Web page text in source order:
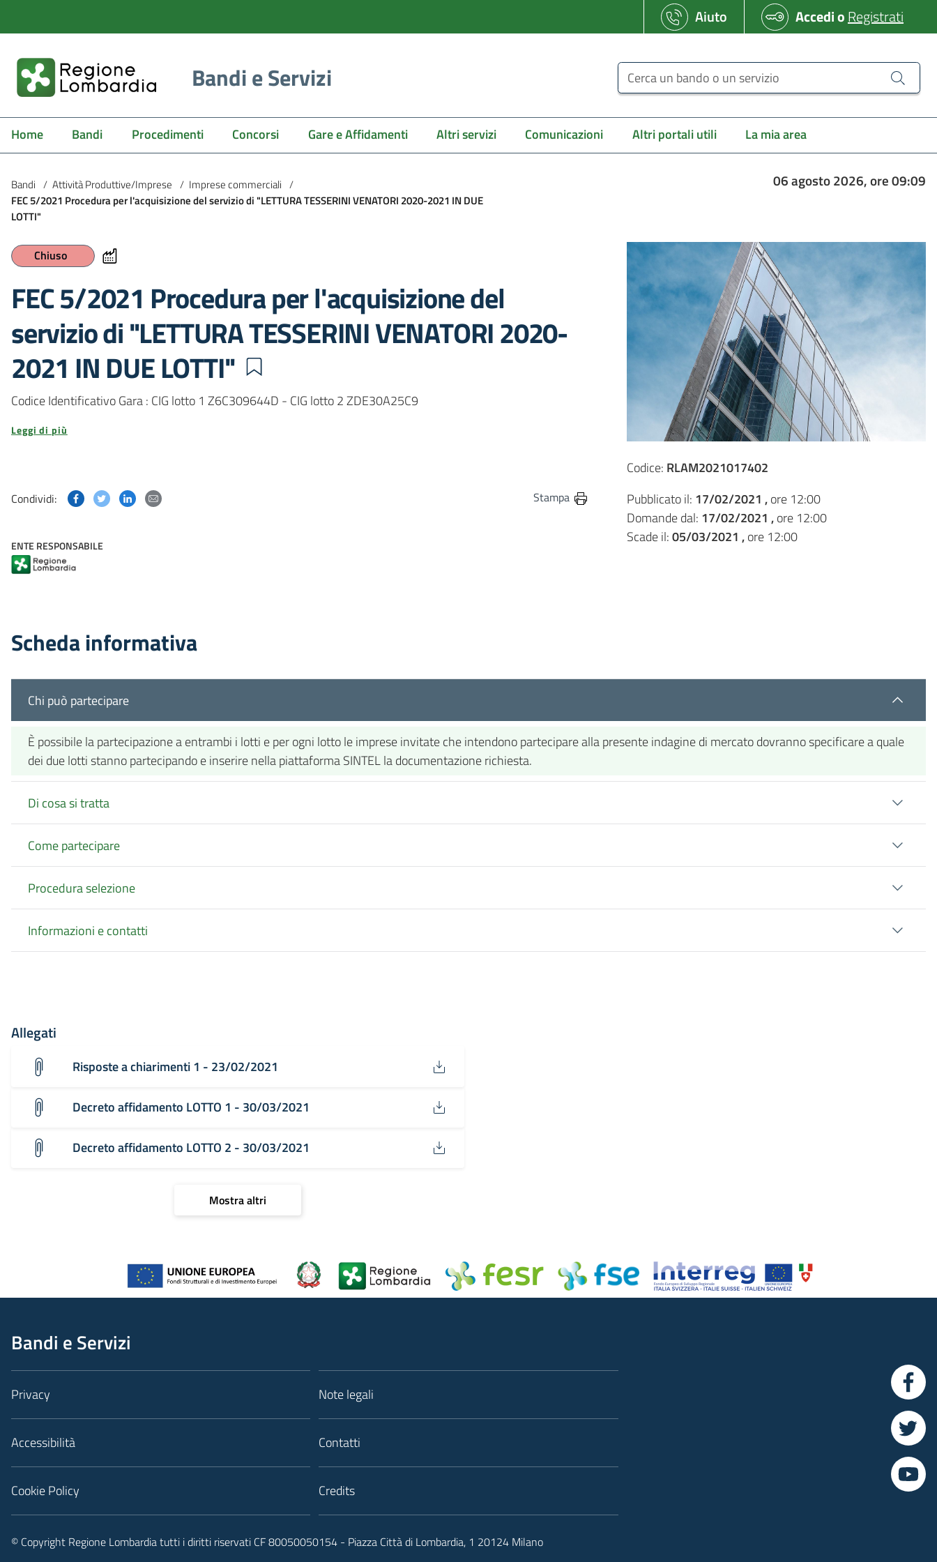
Aiuto AccedioRegistrati
Bandi e Servizi Cerca un bando o un servizio
Home Bandi Procedimenti Concorsi Gare e Affidamenti Altri servizi Comunicazioni Altri portali utili La mia area
Bandi / Attività Produttive/Imprese / Imprese commerciali /
FEC 5/2021 Procedura per l'acquisizione del servizio di "LETTURA TESSERINI VENATORI 2020-2021 IN DUE
LOTTI"
06 agosto 2026, ore 09:09
Chiuso
FEC 5/2021 Procedura per l'acquisizione del
servizio di "LETTURA TESSERINI VENATORI 2020-
2021 IN DUE LOTTI"
Codice Identificativo Gara : CIG lotto 1 Z6C309644D - CIG lotto 2 ZDE30A25C9
Leggi di più
Condividi: Condividi questa pagina su Facebook
Condividi questa pagina su Twitter
Condividi questa pagina su Linkedin Stampa
ENTE RESPONSABILE
Codice: RLAM2021017402
Pubblicato il: 17/02/2021 ,ore 12:00
Domande dal: 17/02/2021 ,ore 12:00
Scade il:05/03/2021 ,ore 12:00
Scheda informativa
Chi può partecipare
È possibile la partecipazione a entrambi i lotti e per ogni lotto le imprese invitate che intendono partecipare alla presente indagine di mercato dovranno specificare a quale
dei due lotti stanno partecipando e inserire nella piattaforma SINTEL la documentazione richiesta.
Di cosa si tratta
Come partecipare
Procedura selezione
Informazioni e contatti
Allegati
Risposte a chiarimenti 1 - 23/02/2021
Decreto affidamento LOTTO 1 - 30/03/2021
Decreto affidamento LOTTO 2 - 30/03/2021
Mostra altri
Bandi e Servizi
Privacy
Accessibilità
Cookie Policy
Note legali
Contatti
Credits
© Copyright Regione Lombardia tutti i diritti riservati CF 80050050154 - Piazza Città di Lombardia, 1 20124 Milano